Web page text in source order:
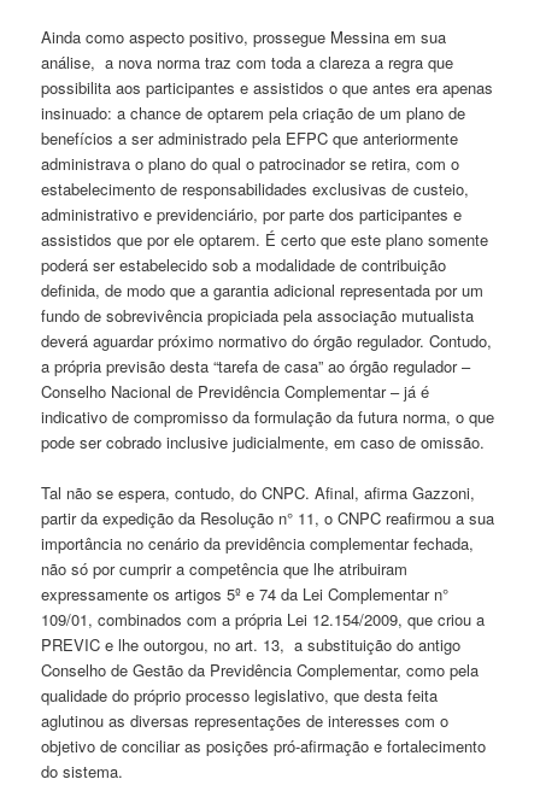
Ainda como aspecto positivo, prossegue Messina em sua
análise, a nova norma traz com toda a clareza a regra que
possibilita aos participantes e assistidos o que antes era apenas
insinuado: a chance de optarem pela criação de um plano de
benefícios a ser administrado pela EFPC que anteriormente
administrava o plano do qual o patrocinador se retira, com o
estabelecimento de responsabilidades exclusivas de custeio,
administrativo e previdenciário, por parte dos participantes e
assistidos que por ele optarem. É certo que este plano somente
poderá ser estabelecido sob a modalidade de contribuição
definida, de modo que a garantia adicional representada por um
fundo de sobrevivência propiciada pela associação mutualista
deverá aguardar próximo normativo do órgão regulador. Contudo,
a própria previsão desta “tarefa de casa” ao órgão regulador –
Conselho Nacional de Previdência Complementar – já é
indicativo de compromisso da formulação da futura norma, o que
pode ser cobrado inclusive judicialmente, em caso de omissão.
Tal não se espera, contudo, do CNPC. Afinal, afirma Gazzoni,
partir da expedição da Resolução n° 11, o CNPC reafirmou a sua
importância no cenário da previdência complementar fechada,
não só por cumprir a competência que lhe atribuiram
expressamente os artigos 5º e 74 da Lei Complementar n°
109/01, combinados com a própria Lei 12.154/2009, que criou a
PREVIC e lhe outorgou, no art. 13, a substituição do antigo
Conselho de Gestão da Previdência Complementar, como pela
qualidade do próprio processo legislativo, que desta feita
aglutinou as diversas representações de interesses com o
objetivo de conciliar as posições pró-afirmação e fortalecimento
do sistema.